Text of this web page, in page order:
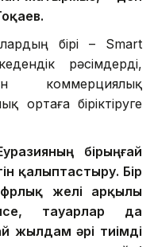
бірі – Smart
рәсімдерді,
коммерциялық
ортаға біріктіруге
бірыңғай
қалыптастыру. Бір
желі арқылы
тауарлар да
жылдам әрі тиімді